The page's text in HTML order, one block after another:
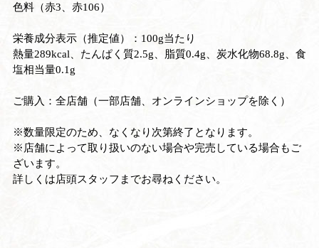
色料（赤3、赤106）
栄養成分表示（推定値）：100g当たり
熱量289kcal、たんぱく質2.5g、脂質0.4g、炭水化物68.8g、食
塩相当量0.1g
ご購入：全店舗（一部店舗、オンラインショップを除く）
※数量限定のため、なくなり次第終了となります。
※店舗によって取り扱いのない場合や完売している場合もご
ざいます。
詳しくは店頭スタッフまでお尋ねください。